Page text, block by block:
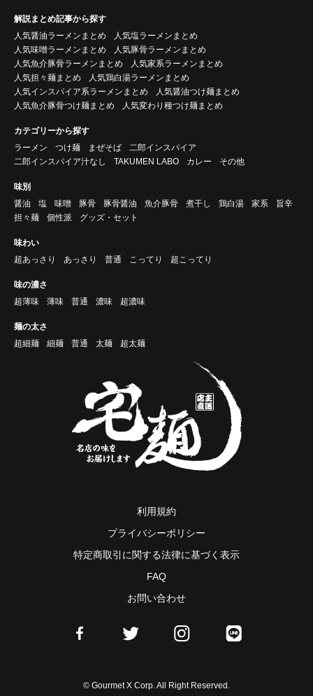
解説まとめ記事から探す
人気醤油ラーメンまとめ
人気塩ラーメンまとめ
人気味噌ラーメンまとめ
人気豚骨ラーメンまとめ
人気魚介豚骨ラーメンまとめ
人気家系ラーメンまとめ
人気担々麺まとめ
人気鶏白湯ラーメンまとめ
人気インスパイア系ラーメンまとめ
人気醤油つけ麺まとめ
人気魚介豚骨つけ麺まとめ
人気変わり種つけ麺まとめ
カテゴリーから探す
ラーメン
つけ麺 まぜそば
二郎インスパイア
二郎インスパイア汁なし
TAKUMEN LABO カレー その他
味別
醤油
塩 味噌 豚骨 豚骨醤油 魚介豚骨 煮干し 鶏白湯 家系
旨辛
担々麺
個性派 グッズ・セット
味わい
超あっさり
あっさり 普通 こってり 超こってり
味の濃さ
超薄味
薄味 普通 濃味 超濃味
麺の太さ
超細麺
細麺 普通 太麺 超太麺
利用規約
プライバシーポリシー
特定商取引に関する法律に基づく表示
FAQ
お問い合わせ
© Gourmet X Corp. All Right Reserved.